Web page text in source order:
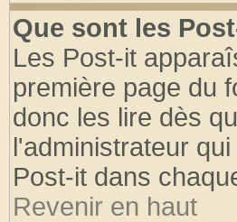
Que sont les
Les Post-it
première page du
donc les lire dès
l'administrateur
Post-it dans
Revenir en haut